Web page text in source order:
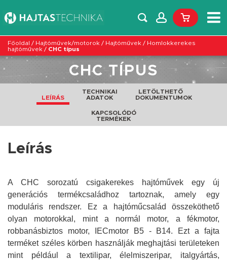
Főoldal / Hajtóművek/motorok / Hajtóművek / Homlokkerekes
hajtóművek / CHC típus
CHC TÍPUS
LEÍRÁS
TECHNIKAI
ADATOK
LETÖLTHETŐ
DOKUMENTUMOK
KAPCSOLÓDÓ
TERMÉKEK
Leírás
A CHC sorozatú csigakerekes hajtóművek egy új
generációs termékcsaládhoz tartoznak, amely egy
moduláris rendszer. Ez a hajtóműcsalád összeköthető
olyan motorokkal, mint a normál motor, a fékmotor,
robbanásbiztos motor, IECmotor B5 - B14. Ezt a fajta
terméket széles körben használják meghajtási területeken
mint például a textilipar, élelmiszeripar, italgyártás,